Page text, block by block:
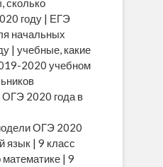
сколько
году | ЕГЭ
начальных
| учебные, какие
2020 учебном
2020 года в
ОГЭ 2020
| 9 класс
| 9